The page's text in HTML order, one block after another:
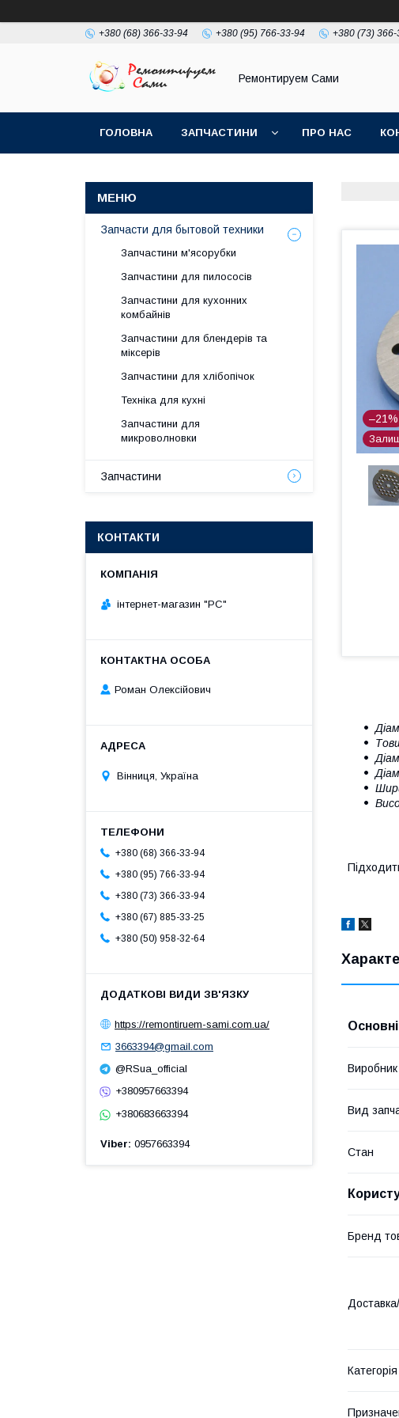
+380 (68) 366-33-94 +380 (95) 766-33-94 +380 (73) 366-
Ремонтируем Сами
ГОЛОВНА ЗАПЧАСТИНИ ПРО НАС
–21%
Виробник
Вид
Стан
Бренд
Запчасти для бытовой техники
Запчастини м'ясорубки
Запчастини для пилососів
Запчастини для кухонних
комбайнів
Запчастини для блендерів та
міксерів
Запчастини для хлібопічок
Техніка для кухні
Запчастини для
микроволновки
Запчастини
КОНТАКТИ
інтернет-магазин "РС"
Роман Олексійович
Вінниця, Україна
+380 (68) 366-33-94
+380 (95) 766-33-94
+380 (73) 366-33-94
+380 (67) 885-33-25
+380 (50) 958-32-64
https://remontiruem-sami.com.ua/
3663394@gmail.com
@RSua_official
+380957663394
+380683663394
Viber 0957663394